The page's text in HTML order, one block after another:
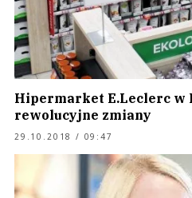
Hipermarket E.Leclerc w
rewolucyjne zmiany
29.10.2018 / 09:47